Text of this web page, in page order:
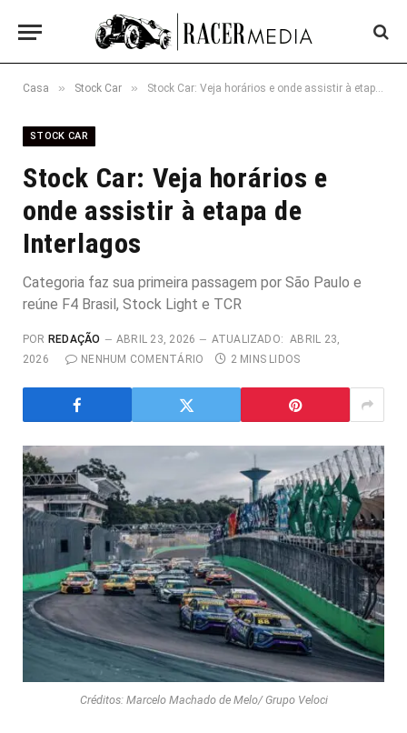
Casa » Stock Car » Stock Car: Veja horários e onde assistir à etapa de Interlagos
STOCK CAR
Stock Car: Veja horários e
onde assistir à etapa de
Interlagos
Categoria faz sua primeira passagem por São Paulo e
reúne F4 Brasil, Stock Light e TCR
POR REDAÇÃO ABRIL 23, 2026 ATUALIZADO: ABRIL 23,
2026
NENHUM COMENTÁRIO 2 MINS LIDOS
Créditos: Marcelo Machado de Melo/ Grupo Veloci